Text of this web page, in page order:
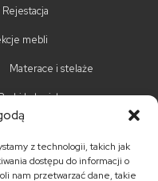
z technologii, takich jak
dostępu do informacji o
nam przetwarzać dane, takie
mebli
Materace i stelaże
kolonialne
Krzesła kolonialne
kolonialne